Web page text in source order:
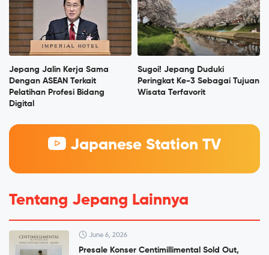
Jepang Jalin Kerja Sama
Dengan ASEAN Terkait
Pelatihan Profesi Bidang
Digital
Sugoi! Jepang Duduki
Peringkat Ke-3 Sebagai Tujuan
Wisata Terfavorit
Japanese Station TV
Tentang Jepang Lainnya
June 6, 2026
Presale Konser Centimillimental Sold Out,